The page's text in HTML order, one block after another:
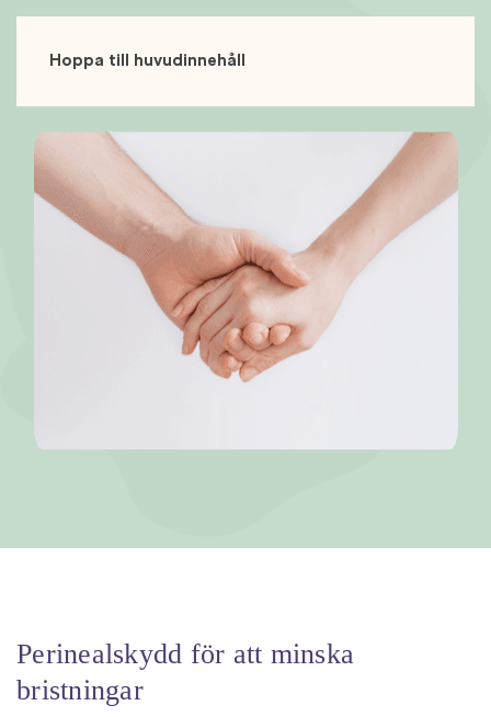
Hoppa till huvudinnehåll
Perinealskydd för att minska
bristningar